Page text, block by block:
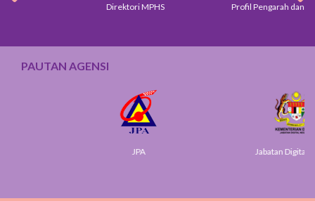
Direktori MPHS Profil Pengarah dan Ketua
PAUTAN AGENSI
Jabatan Digital Negara